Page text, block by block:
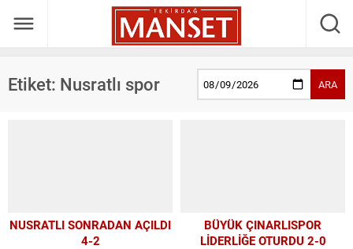
Etiket: Nusratlı spor ARA
NUSRATLI SONRADAN AÇILDI
4-2
BÜYÜK ÇINARLISPOR
LİDERLİĞE OTURDU 2-0